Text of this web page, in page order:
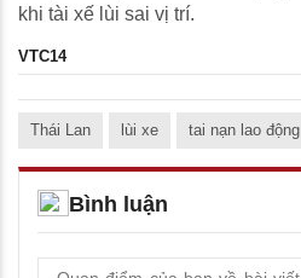
khi tài xế lùi sai vị trí.
VTC14
Thái Lan lùi xe tai nạn lao động
Bình luận